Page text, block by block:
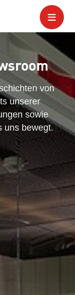
von
unserer
sowie
uns bewegt.